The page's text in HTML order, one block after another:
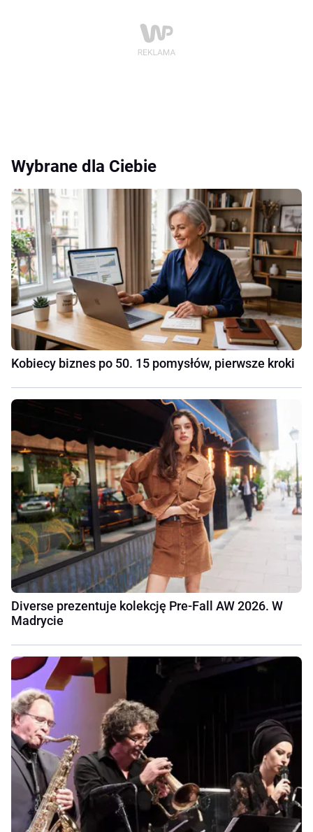
Wybrane dla Ciebie
Kobiecy biznes po 50. 15 pomysłów, pierwsze kroki
Diverse prezentuje kolekcję Pre-Fall AW 2026. W
Madrycie